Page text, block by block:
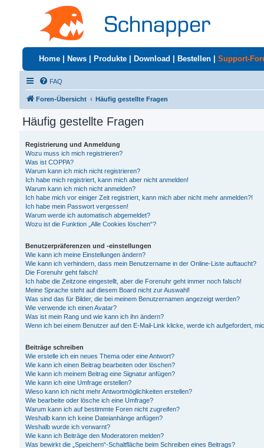
Home News Produkte Download Bestellen Support-
FAQ
Foren-Übersicht Häufig gestellte Fragen
Häufig gestellte Fragen
Registrierung und Anmeldung
Wozu muss ich mich registrieren?
Was ist COPPA?
Warum kann ich mich nicht registrieren?
Ich habe mich registriert, kann mich aber nicht anmelden!
Warum kann ich mich nicht anmelden?
Ich habe mich vor einiger Zeit registriert, kann mich aber nicht mehr anmelden?!
Ich habe mein Passwort vergessen!
Warum werde ich automatisch abgemeldet?
Wozu ist die Funktion „Alle Cookies löschen“?
Benutzerpräferenzen und -einstellungen
Wie kann ich meine Einstellungen ändern?
Wie kann ich verhindern, dass mein Benutzername in der Online-Liste auftaucht?
Die Forenuhr geht falsch!
Ich habe die Zeitzone eingestellt, aber die Forenuhr geht immer noch falsch!
Meine Sprache steht auf diesem Board nicht zur Auswahl!
Was sind das für Bilder, die bei meinem Benutzernamen angezeigt werden?
Wie verwende ich einen Avatar?
Was ist mein Rang und wie kann ich ihn ändern?
Wenn ich bei einem Benutzer auf den E-Mail-Link klicke, werde ich aufgefordert,
Beiträge schreiben
Wie erstelle ich ein neues Thema oder eine Antwort?
Wie kann ich einen Beitrag bearbeiten oder löschen?
Wie kann ich meinem Beitrag eine Signatur anfügen?
Wie kann ich eine Umfrage erstellen?
Wieso kann ich nicht mehr Antwortmöglichkeiten erstellen?
Wie bearbeite oder lösche ich eine Umfrage?
Warum kann ich auf bestimmte Foren nicht zugreifen?
Weshalb kann ich keine Dateianhänge anfügen?
Weshalb wurde ich verwarnt?
Wie kann ich Beiträge den Moderatoren melden?
Was bewirkt die „Speichern“-Schaltfläche beim Schreiben eines Beitrags?